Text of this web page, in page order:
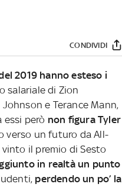
CONDIVIDI
2019 hanno esteso i
salariale di Zion
e Terance Mann,
però non figura Tyler
verso un futuro da All-
il premio di Sesto
in realtà un punto
perdendo un po’ la